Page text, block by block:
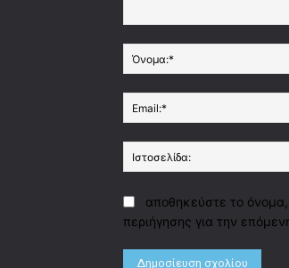
αποθηκεύστε το
περιήγησης για την